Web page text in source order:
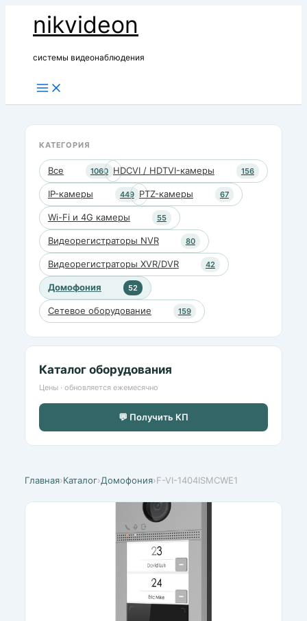
nikvideon
системы видеонаблюдения
КАТЕГОРИЯ
Все 1060 HDCVI / HDTVI-камеры 156
IP-камеры 449 PTZ-камеры 67
Wi-Fi и 4G камеры 55
Видеорегистраторы NVR 80
Видеорегистраторы XVR/DVR 42
Домофония 52
Сетевое оборудование 159
Каталог оборудования
Цены · обновляется ежемесячно
💬 Получить КП
Главная›Каталог›Домофония›F-VI-1404ISMCWE1